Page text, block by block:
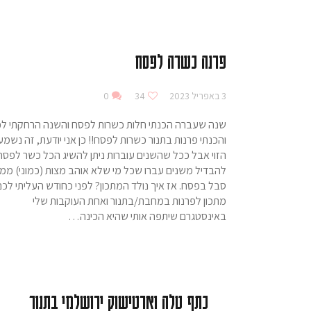
פרנה כשרה לפסח
3 באפריל 2023 34
0
שנה שעברה הכנתי חלות כשרות לפסח והשנה הרחקתי
והכנתי פרנות בתנור כשרות לפסח!! כן אני יודעת, זה
הזוי אבל ככל שהשנים עוברות ניתן להשיג הכל כשר
להבדיל משנים עברו שכל מי שלא אוהב מצות (כמוני)
סבל בפסח. אז איך נולד המתכון? לפני כחודש העליתי
מתכון לפרנות במחבת/בתנור ואחת העוקבות שלי
באינסטגרם שיתפה אותי שהיא הכינה…
כתף טלה וארטישוק ירושלמי בתנור